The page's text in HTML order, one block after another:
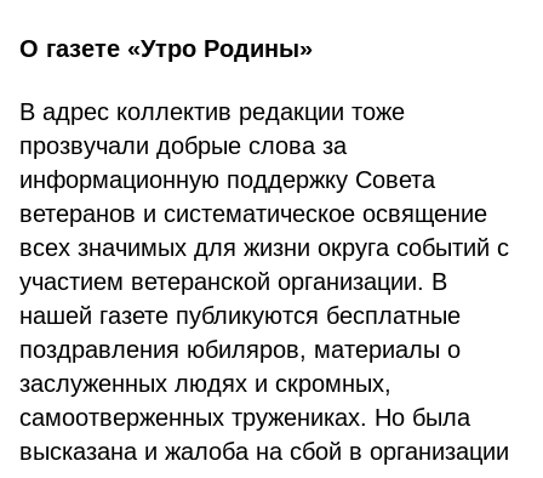
О газете «Утро Родины»
В адрес коллектив редакции тоже
прозвучали добрые слова за
информационную поддержку Совета
ветеранов и систематическое освящение
всех значимых для жизни округа событий с
участием ветеранской организации. В
нашей газете публикуются бесплатные
поздравления юбиляров, материалы о
заслуженных людях и скромных,
самоотверженных тружениках. Но была
высказана и жалоба на сбой в организации